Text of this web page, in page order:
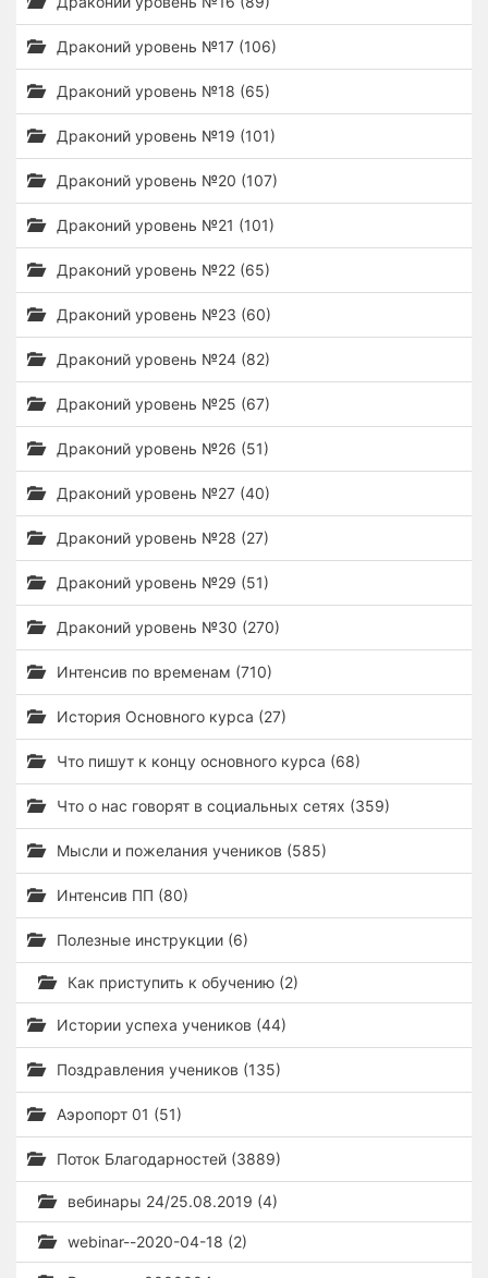
Драконий уровень №17 (106)
Драконий уровень №18 (65)
Драконий уровень №19 (101)
Драконий уровень №20 (107)
Драконий уровень №21 (101)
Драконий уровень №22 (65)
Драконий уровень №23 (60)
Драконий уровень №24 (82)
Драконий уровень №25 (67)
Драконий уровень №26 (51)
Драконий уровень №27 (40)
Драконий уровень №28 (27)
Драконий уровень №29 (51)
Драконий уровень №30 (270)
Интенсив по временам (710)
История Основного курса (27)
Что пишут к концу основного курса (68)
Что о нас говорят в социальных сетях (359)
Мысли и пожелания учеников (585)
Интенсив ПП (80)
Полезные инструкции (6)
Как приступить к обучению (2)
Истории успеха учеников (44)
Поздравления учеников (135)
Аэропорт 01 (51)
Поток Благодарностей (3889)
вебинары 24/25.08.2019 (4)
webinar--2020-04-18 (2)